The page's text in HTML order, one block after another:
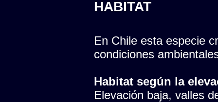
HABITAT
En Chile esta especie
condiciones
Habitat según la
Elevación baja, valles